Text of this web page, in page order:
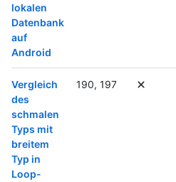
lokalen
Datenbank
auf
Android
Vergleich
des
schmalen
Typs mit
breitem
Typ in
Loop-
190, 197